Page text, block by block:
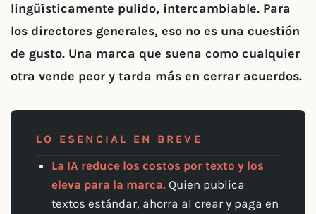
lingüísticamente pulido, intercambiable. Para
los directores generales, eso no es una cuestión
de gusto. Una marca que suena como cualquier
otra vende peor y tarda más en cerrar acuerdos.
LO ESENCIAL EN BREVE
La IA reduce los costos por texto y los
eleva para la marca. Quien publica
textos estándar, ahorra al crear y paga en